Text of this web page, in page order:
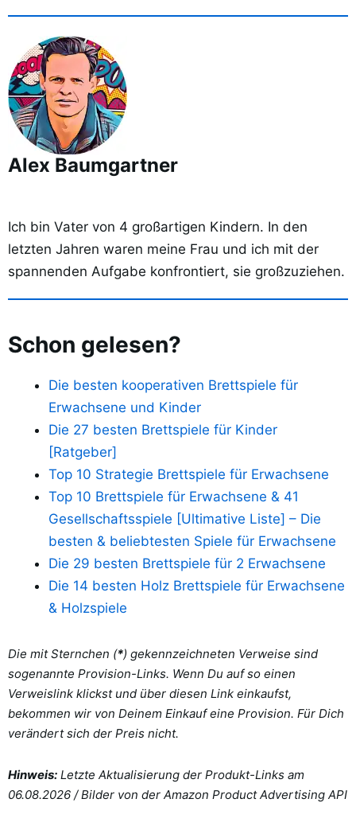
Alex Baumgartner
Ich bin Vater von 4 großartigen Kindern. In den
letzten Jahren waren meine Frau und ich mit der
spannenden Aufgabe konfrontiert, sie großzuziehen.
Schon gelesen?
Die besten kooperativen Brettspiele für
Erwachsene und Kinder
Die 27 besten Brettspiele für Kinder
[Ratgeber]
Top 10 Strategie Brettspiele für Erwachsene
Top 10 Brettspiele für Erwachsene & 41
Gesellschaftsspiele [Ultimative Liste] – Die
besten & beliebtesten Spiele für Erwachsene
Die 29 besten Brettspiele für 2 Erwachsene
Die 14 besten Holz Brettspiele für Erwachsene
& Holzspiele
Die mit Sternchen (*) gekennzeichneten Verweise sind
sogenannte Provision-Links. Wenn Du auf so einen
Verweislink klickst und über diesen Link einkaufst,
bekommen wir von Deinem Einkauf eine Provision. Für Dich
verändert sich der Preis nicht.
Hinweis: Letzte Aktualisierung der Produkt-Links am
06.08.2026 /Bilder von der Amazon Product Advertising API